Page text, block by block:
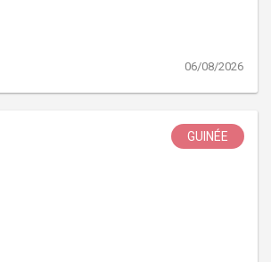
06/08/2026
GUINÉE